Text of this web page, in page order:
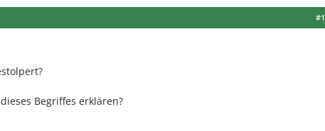
#1
Begriffes erklären?